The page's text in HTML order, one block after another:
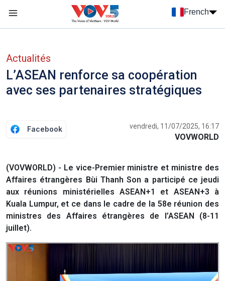
French
Actualités
L’ASEAN renforce sa coopération
avec ses partenaires stratégiques
Facebook vendredi, 11/07/2025, 16:17
VOVWORLD
(VOVWORLD) - Le vice-Premier ministre et ministre des
Affaires étrangères Bùi Thanh Son a participé ce jeudi
aux réunions ministérielles ASEAN+1 et ASEAN+3 à
Kuala Lumpur, et ce dans le cadre de la 58e réunion des
ministres des Affaires étrangères de l’ASEAN (8-11
juillet).